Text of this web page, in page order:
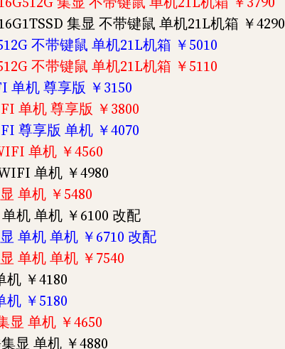
集显 不带键鼠 单机21L机箱 ￥4290
不带键鼠 单机21L机箱 ￥5010
不带键鼠 单机21L机箱 ￥5110
单机 尊享版 ￥3150
单机 尊享版 ￥3800
尊享版 单机 ￥4070
单机 ￥4560
单机 ￥4980
单机 ￥5480
机 单机 ￥6100 改配
单机 单机 ￥6710 改配
单机 单机 ￥7540
机 ￥4180
机 ￥5180
显 单机 ￥4650
显 单机 ￥4880